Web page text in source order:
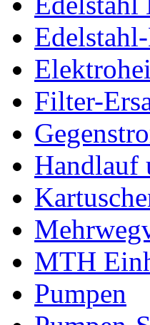
Filter-
Handlauf
MTH
Pumpen